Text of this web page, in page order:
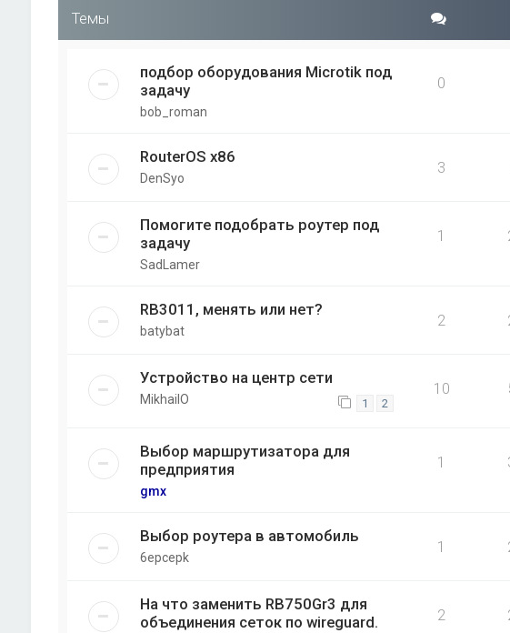
Темы
подбор оборудования Microtik под
задачу
bob_roman
0
RouterOS x86
DenSyo
3
Помогите подобрать роутер под
задачу
SadLamer
1
RB3011, менять или нет?
batybat
2
Устройство на центр сети
MikhailO 1 2
10
Выбор маршрутизатора для
предприятия
gmx
1
Выбор роутера в автомобиль
6epcepk
1
На что заменить RB750Gr3 для
объединения сеток по wireguard.
2